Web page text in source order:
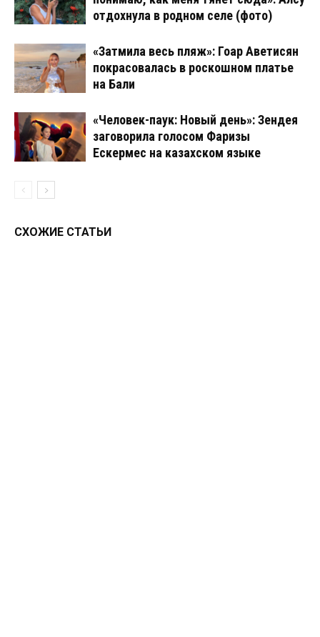
отдохнула в родном селе (фото)
«Затмила весь пляж»: Гоар Аветисян
покрасовалась в роскошном платье
на Бали
«Человек-паук: Новый день»: Зендея
заговорила голосом Фаризы
Ескермес на казахском языке
СХОЖИЕ СТАТЬИ